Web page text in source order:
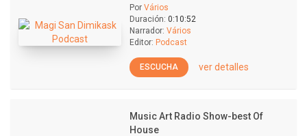
Por Vários
Duración: 0:10:52
Narrador: Vários
Editor: Podcast
ESCUCHA ver detalles
Music Art Radio Show-best Of
House